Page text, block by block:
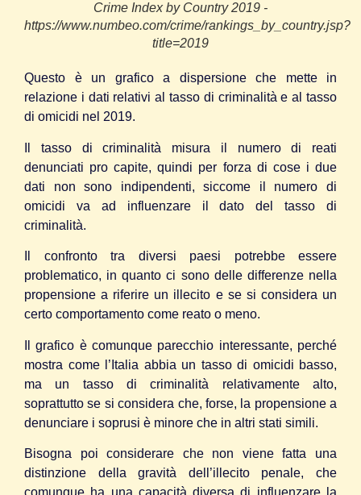
Crime Index by Country 2019 -
https://www.numbeo.com/crime/rankings_by_country.jsp?
title=2019
Questo è un grafico a dispersione che mette in
relazione i dati relativi al tasso di criminalità e al tasso
di omicidi nel 2019.
Il tasso di criminalità misura il numero di reati
denunciati pro capite, quindi per forza di cose i due
dati non sono indipendenti, siccome il numero di
omicidi va ad influenzare il dato del tasso di
criminalità.
Il confronto tra diversi paesi potrebbe essere
problematico, in quanto ci sono delle differenze nella
propensione a riferire un illecito e se si considera un
certo comportamento come reato o meno.
Il grafico è comunque parecchio interessante, perché
mostra come l’Italia abbia un tasso di omicidi basso,
ma un tasso di criminalità relativamente alto,
soprattutto se si considera che, forse, la propensione a
denunciare i soprusi è minore che in altri stati simili.
Bisogna poi considerare che non viene fatta una
distinzione della gravità dell’illecito penale, che
comunque ha una capacità diversa di influenzare la